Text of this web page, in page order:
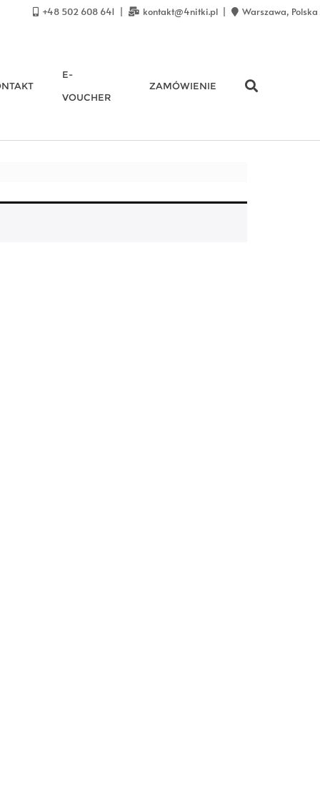
+48 502 608 641 kontakt@4nitki.pl Warszawa, Polska
E-
VOUCHER
ZAMÓWIENIE